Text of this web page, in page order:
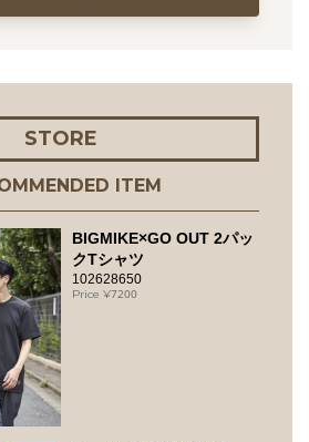
STORE
ITEM
BIGMIKE×GO OUT 2パッ
クTシャツ
102628650
7200